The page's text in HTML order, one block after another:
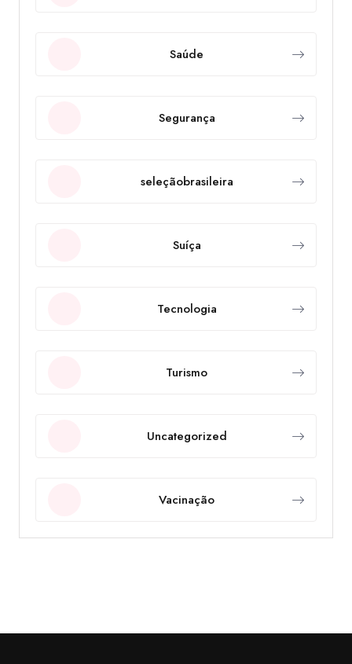
Saúde
Segurança
seleçãobrasileira
Suíça
Tecnologia
Turismo
Uncategorized
Vacinação